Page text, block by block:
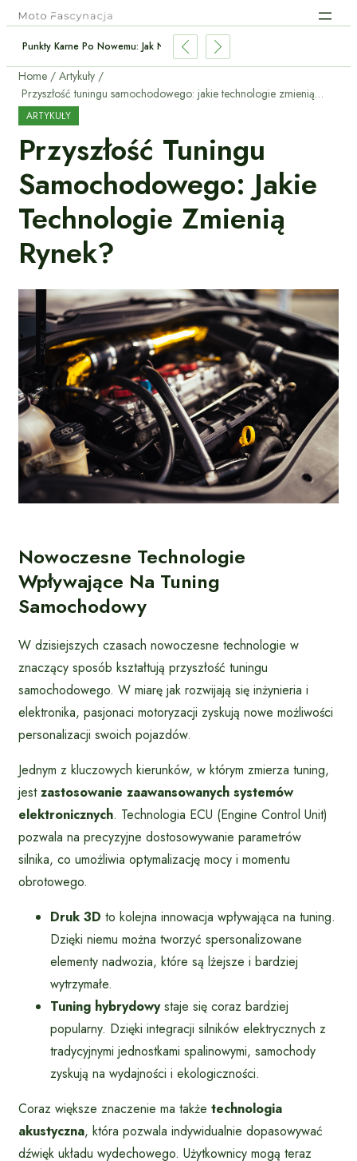
Punkty Karne Po Nowemu: Jak Nie Stracić Prawa Jazdy?
Home
Artykuły
Przyszłość tuningu samochodowego: jakie technologie zmienią rynek?
ARTYKUŁY
Przyszłość Tuningu
Samochodowego: Jakie
Technologie Zmienią
Rynek?
Nowoczesne Technologie
Wpływające Na Tuning
Samochodowy
W dzisiejszych czasach nowoczesne technologie w
znaczący sposób kształtują przyszłość tuningu
samochodowego. W miarę jak rozwijają się inżynieria i
elektronika, pasjonaci motoryzacji zyskują nowe możliwości
personalizacji swoich pojazdów.
Jednym z kluczowych kierunków, w którym zmierza tuning,
jestzastosowanie zaawansowanych systemów
elektronicznych. Technologia ECU (Engine Control Unit)
pozwala na precyzyjne dostosowywanie parametrów
silnika, co umożliwia optymalizację mocy i momentu
obrotowego.
Druk 3D to kolejna innowacja wpływająca na tuning.
Dzięki niemu można tworzyć spersonalizowane
elementy nadwozia, które są lżejsze i bardziej
wytrzymałe.
Tuning hybrydowystaje się coraz bardziej
popularny. Dzięki integracji silników elektrycznych z
tradycyjnymi jednostkami spalinowymi, samochody
zyskują na wydajności i ekologiczności.
Coraz większe znaczenie ma także technologia
akustyczna, która pozwala indywidualnie dopasowywać
dźwięk układu wydechowego. Użytkownicy mogą teraz